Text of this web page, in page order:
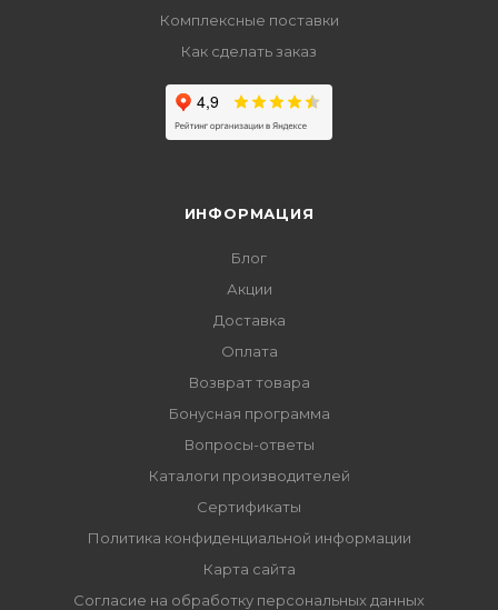
Комплексные поставки
Как сделать заказ
ИНФОРМАЦИЯ
Блог
Акции
Доставка
Оплата
Возврат товара
Бонусная программа
Вопросы-ответы
Каталоги производителей
Сертификаты
Политика конфиденциальной информации
Карта сайта
Согласие на обработку персональных данных